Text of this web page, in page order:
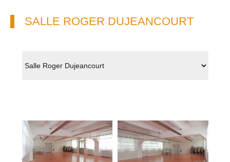
SALLE ROGER DUJEANCOURT